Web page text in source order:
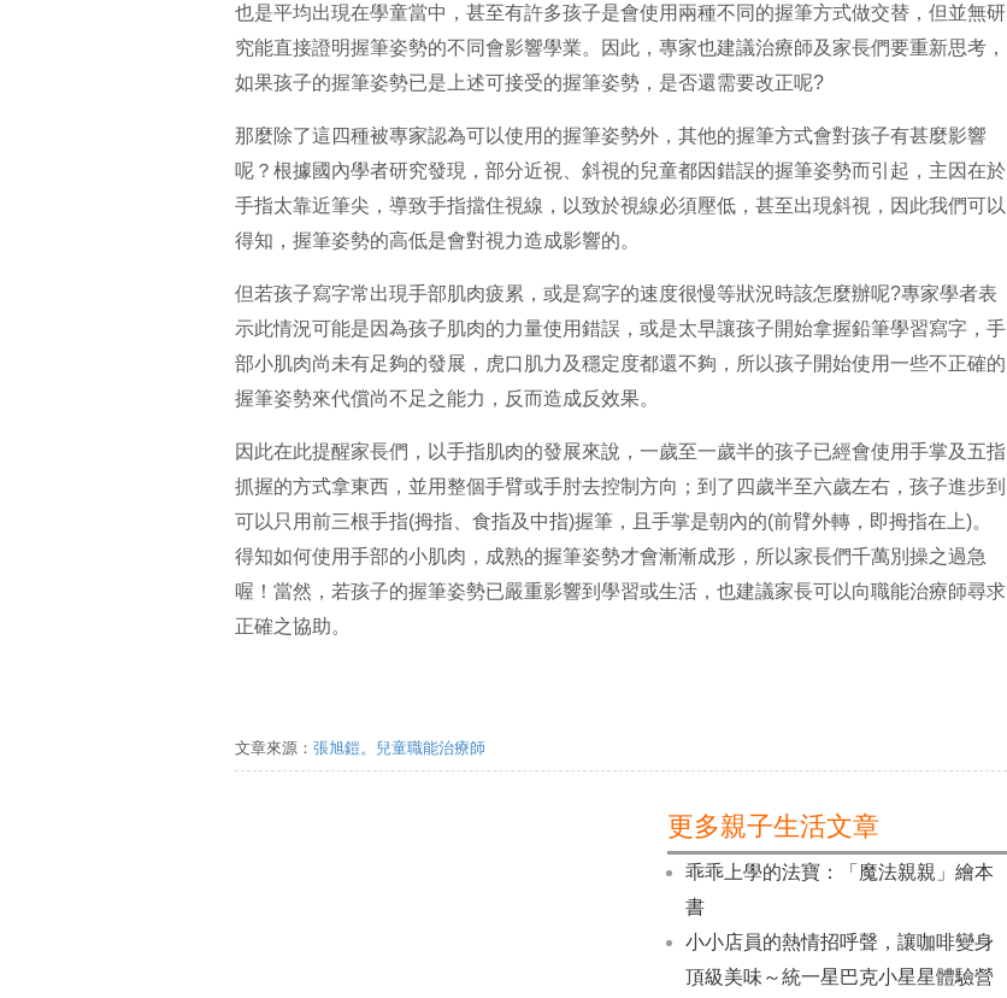
也是平均出現在學童當中，甚至有許多孩子是會使用兩種不同的握筆方式做交替，但並無研
究能直接證明握筆姿勢的不同會影響學業。因此，專家也建議治療師及家長們要重新思考，
如果孩子的握筆姿勢已是上述可接受的握筆姿勢，是否還需要改正呢?
那麼除了這四種被專家認為可以使用的握筆姿勢外，其他的握筆方式會對孩子有甚麼影響
呢？根據國內學者研究發現，部分近視、斜視的兒童都因錯誤的握筆姿勢而引起，主因在於
手指太靠近筆尖，導致手指擋住視線，以致於視線必須壓低，甚至出現斜視，因此我們可以
得知，握筆姿勢的高低是會對視力造成影響的。
但若孩子寫字常出現手部肌肉疲累，或是寫字的速度很慢等狀況時該怎麼辦呢?專家學者表
示此情況可能是因為孩子肌肉的力量使用錯誤，或是太早讓孩子開始拿握鉛筆學習寫字，手
部小肌肉尚未有足夠的發展，虎口肌力及穩定度都還不夠，所以孩子開始使用一些不正確的
握筆姿勢來代償尚不足之能力，反而造成反效果。
因此在此提醒家長們，以手指肌肉的發展來說，一歲至一歲半的孩子已經會使用手掌及五指
抓握的方式拿東西，並用整個手臂或手肘去控制方向；到了四歲半至六歲左右，孩子進步到
可以只用前三根手指(拇指、食指及中指)握筆，且手掌是朝內的(前臂外轉，即拇指在上)。
得知如何使用手部的小肌肉，成熟的握筆姿勢才會漸漸成形，所以家長們千萬別操之過急
喔！當然，若孩子的握筆姿勢已嚴重影響到學習或生活，也建議家長可以向職能治療師尋求
正確之協助。
文章來源： 張旭鎧。兒童職能治療師
更多親子生活文章
乖乖上學的法寶：「魔法親親」繪本
書
小小店員的熱情招呼聲，讓咖啡變身
頂級美味～統一星巴克小星星體驗營